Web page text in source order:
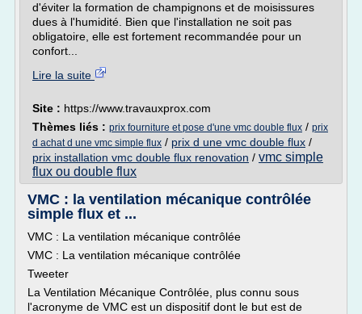
d'éviter la formation de champignons et de moisissures
dues à l'humidité. Bien que l'installation ne soit pas
obligatoire, elle est fortement recommandée pour un
confort...
Lire la suite
Site : https://www.travauxprox.com
Thèmes liés : prix fourniture et pose d'une vmc double flux / prix
d achat d une vmc simple flux / prix d une vmc double flux /
prix installation vmc double flux renovation / vmc simple
flux ou double flux
VMC : la ventilation mécanique contrôlée
simple flux et ...
VMC : La ventilation mécanique contrôlée
VMC : La ventilation mécanique contrôlée
Tweeter
La Ventilation Mécanique Contrôlée, plus connu sous
l'acronyme de VMC est un dispositif dont le but est de